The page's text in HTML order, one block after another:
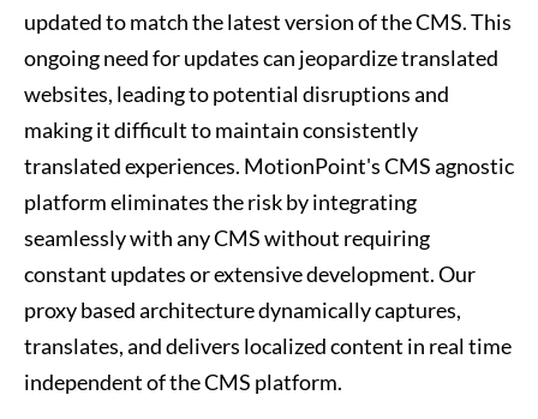
updated to match the latest version of the CMS. This
ongoing need for updates can jeopardize translated
websites, leading to potential disruptions and
making it difficult to maintain consistently
translated experiences. MotionPoint's CMS agnostic
platform eliminates the risk by integrating
seamlessly with any CMS without requiring
constant updates or extensive development. Our
proxy based architecture dynamically captures,
translates, and delivers localized content in real time
independent of the CMS platform.